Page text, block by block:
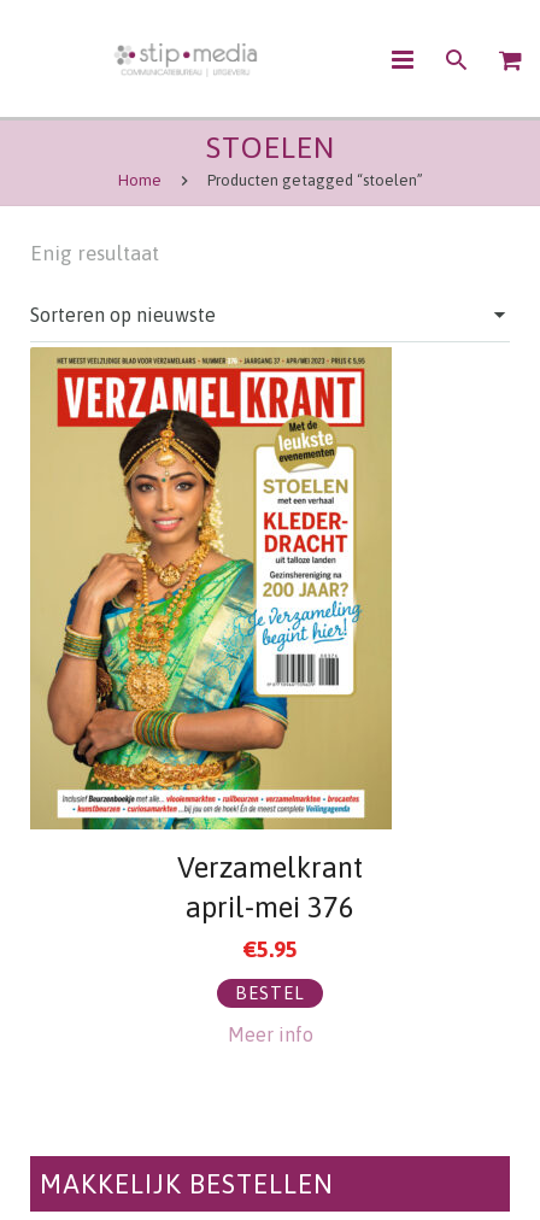
CONTENTMARKETING
COMMUNICATIE
UITGEVEN
WEBSHOP
CONTACT
STOELEN
Home Producten getagged “stoelen”
Enig resultaat
Verzamelkrant
april-mei 376
€5.95
BESTEL
Meer info
MAKKELIJK BESTELLEN